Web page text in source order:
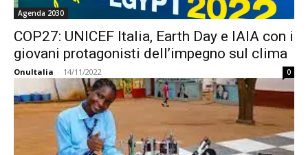
Agenda 2030
COP27: UNICEF Italia, Earth Day e IAIA con i
giovani protagonisti dell’impegno sul clima
OnuItalia - 14/11/2022 0